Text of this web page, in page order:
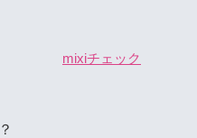
mixiチェック